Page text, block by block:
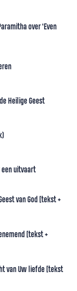
over ‘Even
Heilige Geest
een uitvaart
van God [tekst +
[tekst +
van Uw liefde [tekst